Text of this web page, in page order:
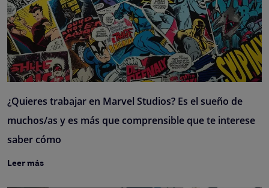
¿Quieres trabajar en Marvel Studios? Es el sueño de
muchos/as y es más que comprensible que te interese
saber cómo
Leer más